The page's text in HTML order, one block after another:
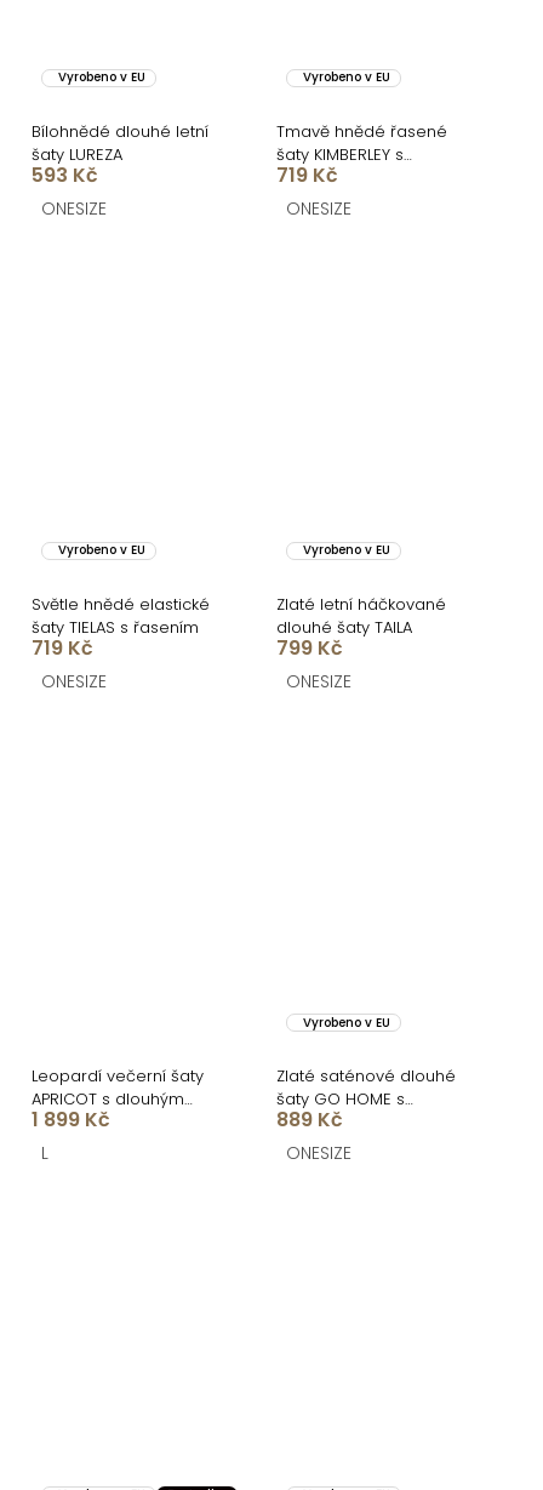
Vyrobeno v EU
Bílohnědé dlouhé letní
šaty LUREZA
593 Kč
ONESIZE
Vyrobeno v EU
Tmavě hnědé řasené
šaty KIMBERLEY s
rozparkem
719 Kč
ONESIZE
Vyrobeno v EU
Světle hnědé elastické
šaty TIELAS s řasením
719 Kč
ONESIZE
Vyrobeno v EU
Zlaté letní háčkované
dlouhé šaty TAILA
799 Kč
ONESIZE
Leopardí večerní šaty
APRICOT s dlouhým
rukávem
1 899 Kč
L
Vyrobeno v EU
Zlaté saténové dlouhé
šaty GO HOME s
rozparkem
889 Kč
ONESIZE